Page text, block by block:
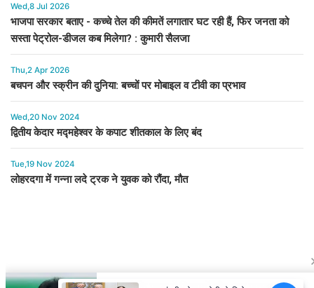
Wed,8 Jul 2026
भाजपा सरकार बताए - कच्चे तेल की कीमतें लगातार घट रही हैं, फिर जनता को
सस्ता पेट्रोल-डीजल कब मिलेगा? : कुमारी सैलजा
Thu,2 Apr 2026
बचपन और स्क्रीन की दुनिया: बच्चों पर मोबाइल व टीवी का प्रभाव
Wed,20 Nov 2024
द्वितीय केदार मद्महेश्वर के कपाट शीतकाल के लिए बंद
Tue,19 Nov 2024
लोहरदगा में गन्ना लदे ट्रक ने युवक को रौंदा, मौत